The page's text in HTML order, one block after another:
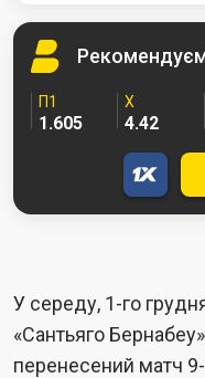
П1
1.605
Х
4.42
У середу, 1-го
«Сантьяго
перенесений матч 9-